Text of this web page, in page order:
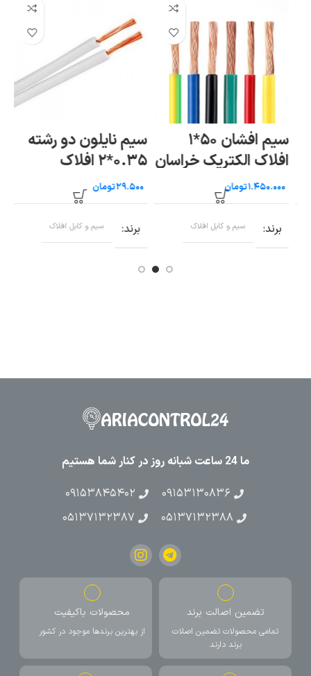
سیم افشان ۵۰*۱
افلاک الکتریک خراسان
تومان
برند سیم و کابل افلاک
سیم نایلون دو رشته
۰.۳۵*۲ افلاک
الکتریک خراسان
(متری)
تومان
برند سیم و کابل افلاک
ما 24 ساعت شبانه روز در کنار شما هستیم
۰۹۱۵۳۱۳۰۸۳۶
۰۹۱۵۳۸۴۵۴۰۲
۰۵۱۳۷۱۳۲۳۸۸
۰۵۱۳۷۱۳۲۳۸۷
تضمین اصالت برند
تمامی محصولات تضمین اصلات
برند دارند
محصولات باکیفیت
از بهترین برندها موجود در کشور